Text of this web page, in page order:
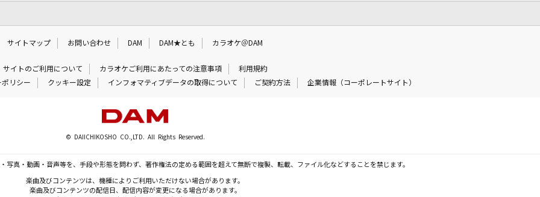
サイトマップ お問い合わせ DAM DAM★とも カラオケ＠DAM
サイトのご利用について カラオケご利用にあたっての注意事項
利用規約
リシー
クッキー設定 インフォマティブデータの取得について ご契約方法 企業情報（コーポレートサイト）
© DAIICHIKOSHO CO.,LTD. All Rights Reserved.
写真・動画・音声等を、手段や形態を問わず、著作権法の定める範囲を超えて無断で複製、転載、ファイル化などすることを禁じます。
楽曲及びコンテンツは、機種によりご利用いただけない場合があります。
楽曲及びコンテンツの配信日、配信内容が変更になる場合があります。